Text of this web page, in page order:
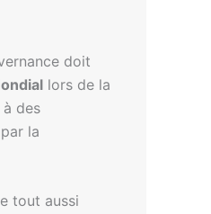
doit
lors de la
des
la
tout aussi